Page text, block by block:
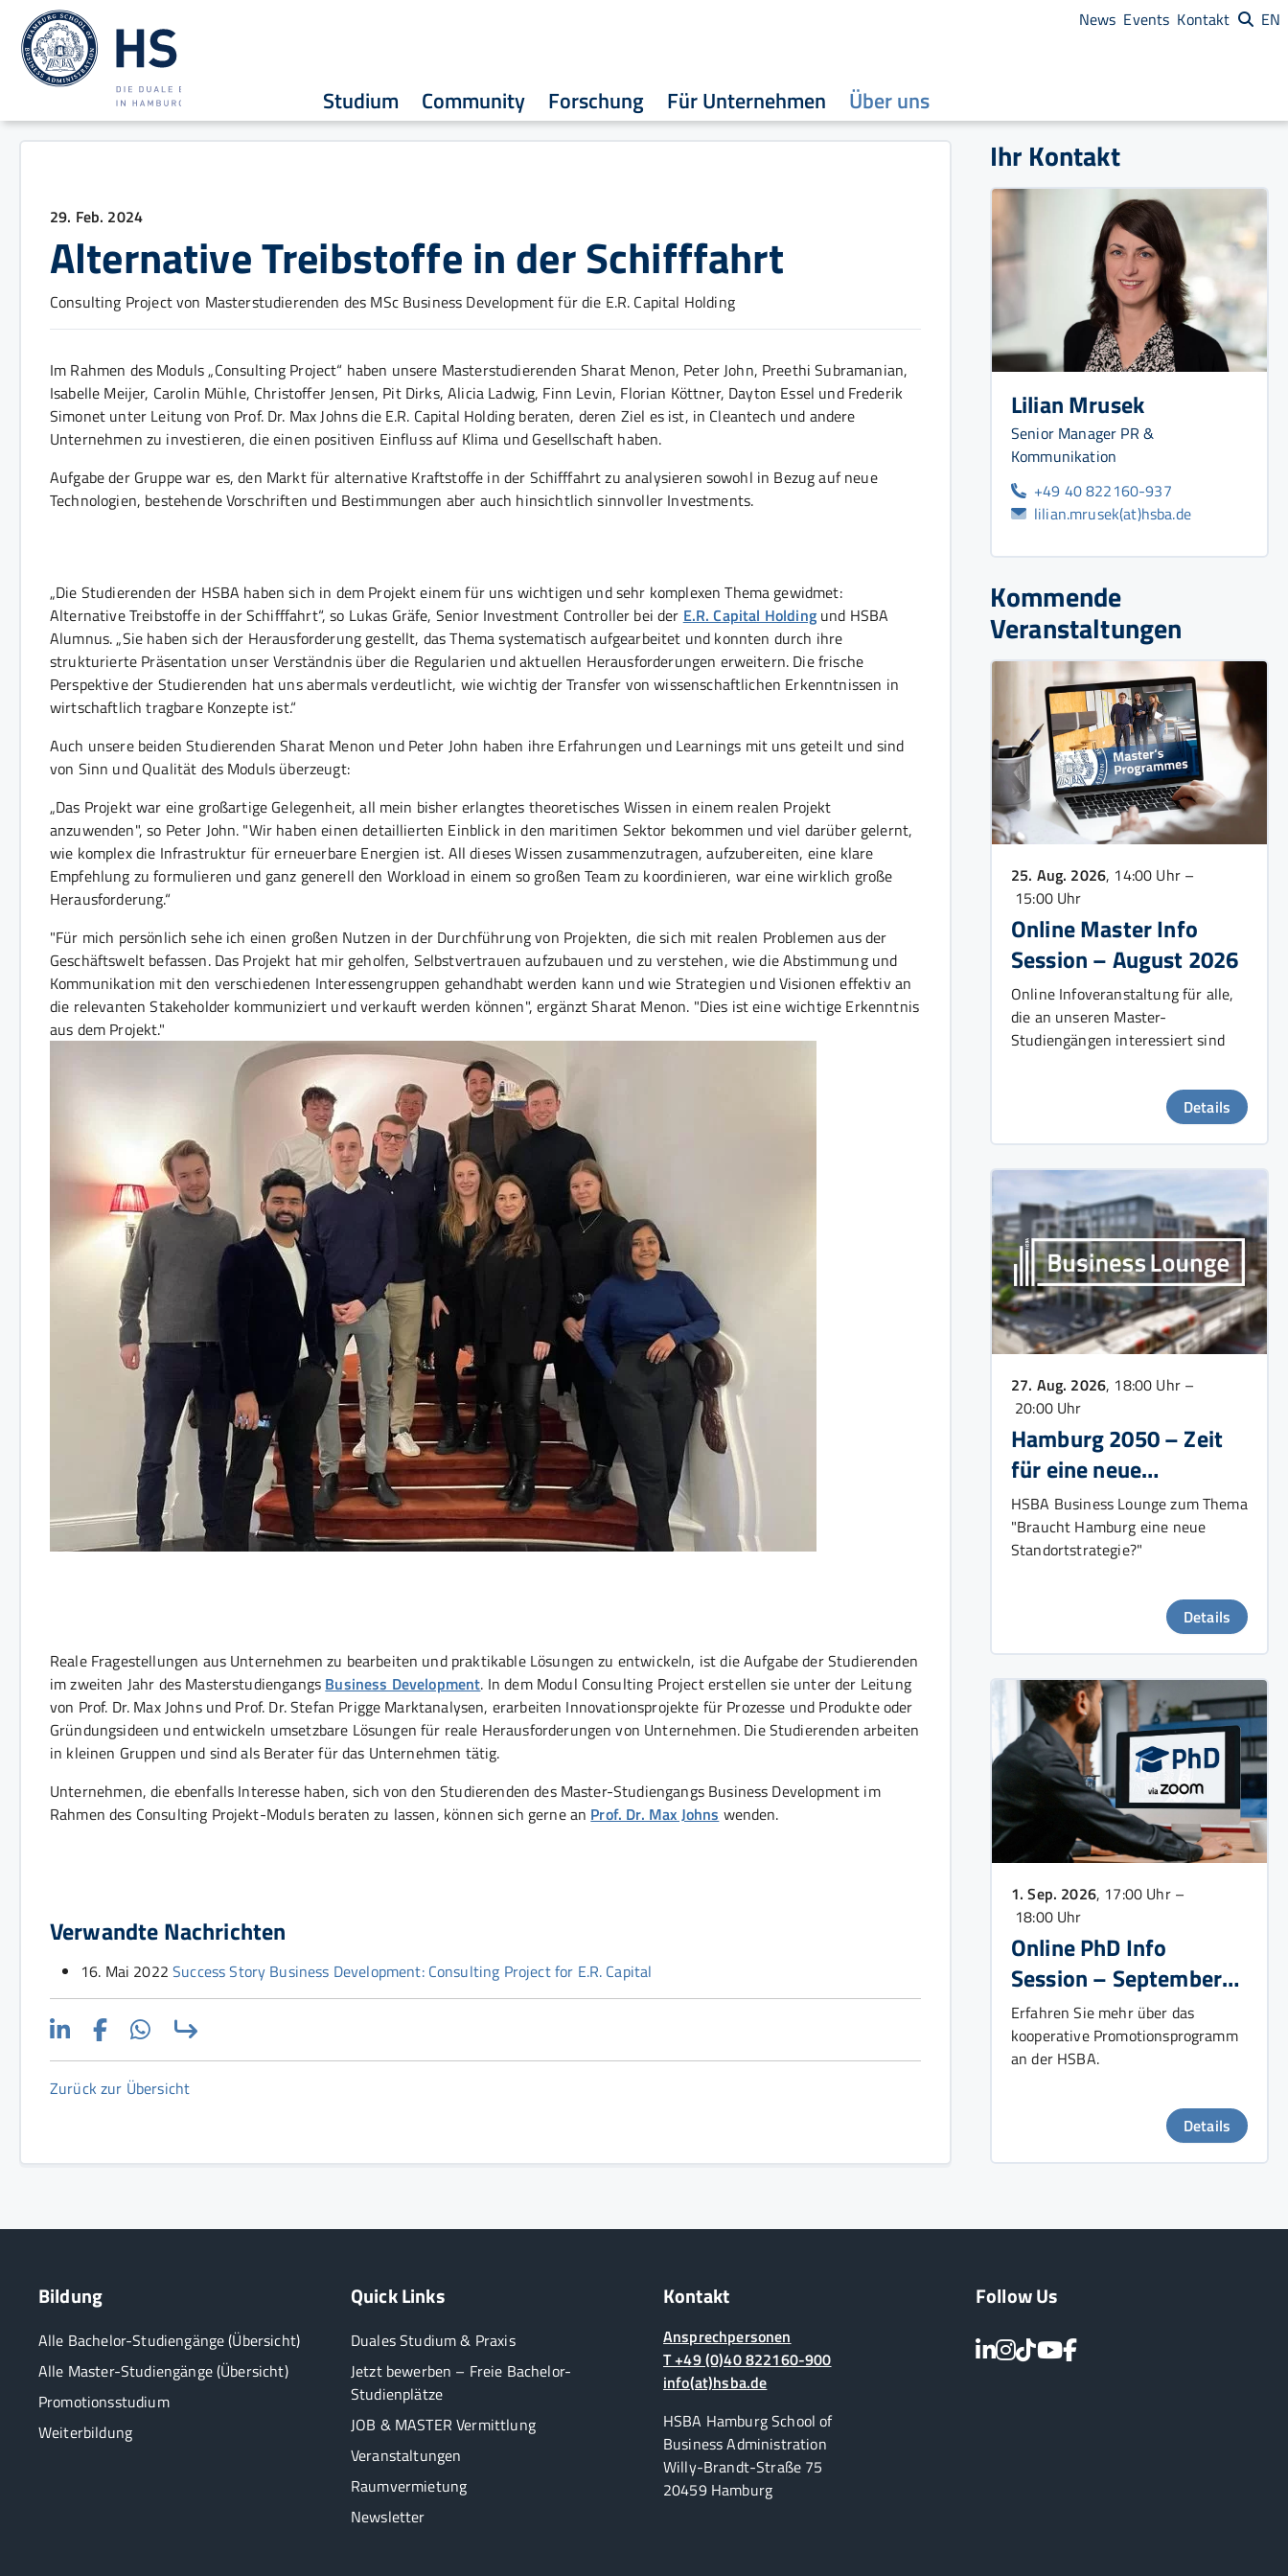
Studium Community Forschung Für Unternehmen Über uns
News Events Kontakt EN
29. Feb. 2024
Alternative Treibstoffe in der Schifffahrt
Consulting Project von Masterstudierenden des MSc Business Development für die E.R. Capital Holding
Im Rahmen des Moduls „Consulting Project“ haben unsere Masterstudierenden Sharat Menon, Peter John, Preethi Subramanian,
Isabelle Meijer, Carolin Mühle, Christoffer Jensen, Pit Dirks, Alicia Ladwig, Finn Levin, Florian Köttner, Dayton Essel und Frederik
Simonet unter Leitung von Prof. Dr. Max Johns die E.R. Capital Holding beraten, deren Ziel es ist, in Cleantech und andere
Unternehmen zu investieren, die einen positiven Einfluss auf Klima und Gesellschaft haben.
Aufgabe der Gruppe war es, den Markt für alternative Kraftstoffe in der Schifffahrt zu analysieren sowohl in Bezug auf neue
Technologien, bestehende Vorschriften und Bestimmungen aber auch hinsichtlich sinnvoller Investments.
„Die Studierenden der HSBA haben sich in dem Projekt einem für uns wichtigen und sehr komplexen Thema gewidmet:
Alternative Treibstoffe in der Schifffahrt“, so Lukas Gräfe, Senior Investment Controller bei der E.R. Capital Holdingund HSBA
Alumnus. „Sie haben sich der Herausforderung gestellt, das Thema systematisch aufgearbeitet und konnten durch ihre
strukturierte Präsentation unser Verständnis über die Regularien und aktuellen Herausforderungen erweitern. Die frische
Perspektive der Studierenden hat uns abermals verdeutlicht, wie wichtig der Transfer von wissenschaftlichen Erkenntnissen in
wirtschaftlich tragbare Konzepte ist.“
Auch unsere beiden Studierenden Sharat Menon und Peter John haben ihre Erfahrungen und Learnings mit uns geteilt und sind
von Sinn und Qualität des Moduls überzeugt:
„Das Projekt war eine großartige Gelegenheit, all mein bisher erlangtes theoretisches Wissen in einem realen Projekt
anzuwenden", so Peter John. "Wir haben einen detaillierten Einblick in den maritimen Sektor bekommen und viel darüber gelernt,
wie komplex die Infrastruktur für erneuerbare Energien ist. All dieses Wissen zusammenzutragen, aufzubereiten, eine klare
Empfehlung zu formulieren und ganz generell den Workload in einem so großen Team zu koordinieren, war eine wirklich große
Herausforderung.“
"Für mich persönlich sehe ich einen großen Nutzen in der Durchführung von Projekten, die sich mit realen Problemen aus der
Geschäftswelt befassen. Das Projekt hat mir geholfen, Selbstvertrauen aufzubauen und zu verstehen, wie die Abstimmung und
Kommunikation mit den verschiedenen Interessengruppen gehandhabt werden kann und wie Strategien und Visionen effektiv an
die relevanten Stakeholder kommuniziert und verkauft werden können", ergänzt Sharat Menon. "Dies ist eine wichtige Erkenntnis
aus dem Projekt."
Reale Fragestellungen aus Unternehmen zu bearbeiten und praktikable Lösungen zu entwickeln, ist die Aufgabe der Studierenden
im zweiten Jahr des Masterstudiengangs Business Development. In dem Modul Consulting Project erstellen sie unter der Leitung
von Prof. Dr. Max Johns und Prof. Dr. Stefan Prigge Marktanalysen, erarbeiten Innovationsprojekte für Prozesse und Produkte oder
Gründungsideen und entwickeln umsetzbare Lösungen für reale Herausforderungen von Unternehmen. Die Studierenden arbeiten
in kleinen Gruppen und sind als Berater für das Unternehmen tätig.
Unternehmen, die ebenfalls Interesse haben, sich von den Studierenden des Master-Studiengangs Business Development im
Rahmen des Consulting Projekt-Moduls beraten zu lassen, können sich gerne an Prof. Dr. Max Johns wenden.
Verwandte Nachrichten
16. Mai 2022 Success Story Business Development: Consulting Project for E.R. Capital
Zurück zur Übersicht
Ihr Kontakt
Lilian Mrusek
Senior Manager PR &
Kommunikation
+49 40 822160-937
lilian.mrusek(at)hsba.de
Kommende
Veranstaltungen
25. Aug. 2026, 14:00 Uhr –
15:00 Uhr
Online Master Info
Session – August 2026
Online Infoveranstaltung für alle,
die an unseren Master-
Studiengängen interessiert sind
Details
27. Aug. 2026, 18:00 Uhr –
20:00 Uhr
Hamburg 2050 – Zeit
für eine neue
Wachstumsstrategie?
HSBA Business Lounge zum Thema
"Braucht Hamburg eine neue
Standortstrategie?"
Details
1. Sep. 2026, 17:00 Uhr –
18:00 Uhr
Online PhD Info
Session – September
2026
Erfahren Sie mehr über das
kooperative Promotionsprogramm
an der HSBA.
Details
Bildung
Alle Bachelor-Studiengänge (Übersicht)
Alle Master-Studiengänge (Übersicht)
Promotionsstudium
Weiterbildung
Quick Links
Duales Studium & Praxis
Jetzt bewerben – Freie Bachelor-
Studienplätze
JOB & MASTER Vermittlung
Veranstaltungen
Raumvermietung
Newsletter
Kontakt
Ansprechpersonen
T +49 (0)40 822160-900
info(at)hsba.de
HSBA Hamburg School of
Business Administration
Willy-Brandt-Straße 75
20459 Hamburg
Follow Us